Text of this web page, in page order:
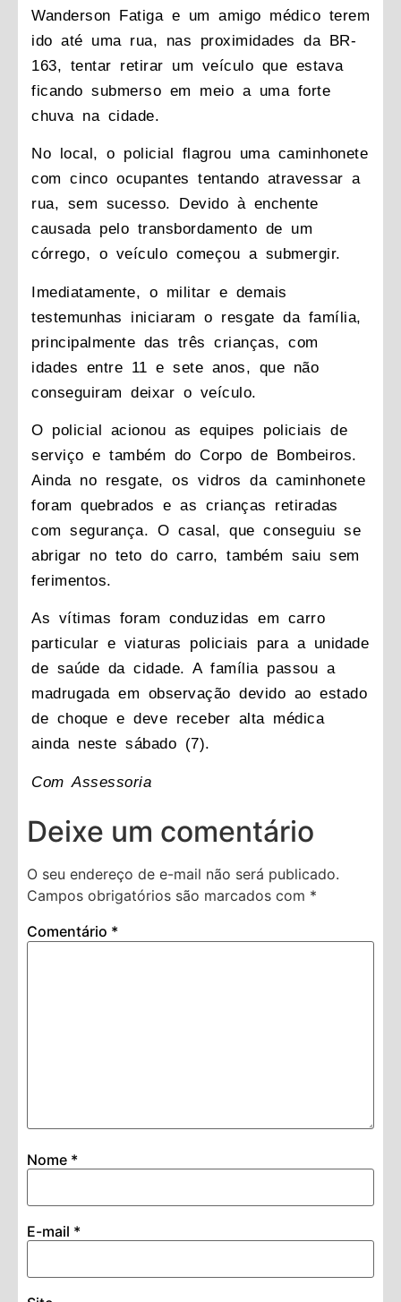
Wanderson Fatiga e um amigo médico terem
ido até uma rua, nas proximidades da BR-
163, tentar retirar um veículo que estava
ficando submerso em meio a uma forte
chuva na cidade.
No local, o policial flagrou uma caminhonete
com cinco ocupantes tentando atravessar a
rua, sem sucesso. Devido à enchente
causada pelo transbordamento de um
córrego, o veículo começou a submergir.
Imediatamente, o militar e demais
testemunhas iniciaram o resgate da família,
principalmente das três crianças, com
idades entre 11 e sete anos, que não
conseguiram deixar o veículo.
O policial acionou as equipes policiais de
serviço e também do Corpo de Bombeiros.
Ainda no resgate, os vidros da caminhonete
foram quebrados e as crianças retiradas
com segurança. O casal, que conseguiu se
abrigar no teto do carro, também saiu sem
ferimentos.
As vítimas foram conduzidas em carro
particular e viaturas policiais para a unidade
de saúde da cidade. A família passou a
madrugada em observação devido ao estado
de choque e deve receber alta médica
ainda neste sábado (7).
Com Assessoria
Deixe um comentário
O seu endereço de e-mail não será publicado.
Campos obrigatórios são marcados com *
Comentário *
Nome *
E-mail *